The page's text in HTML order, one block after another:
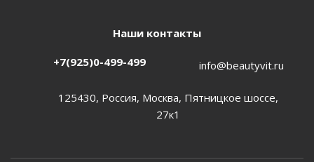
Наши контакты
+7(925)0-499-499 info@beautyvit.ru
125430, Россия, Москва, Пятницкое шоссе,
27к1